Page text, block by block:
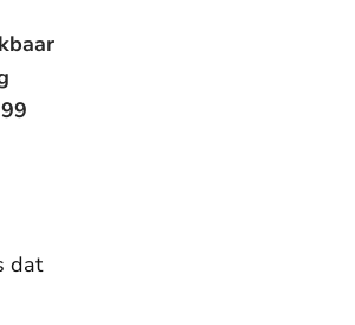
dat